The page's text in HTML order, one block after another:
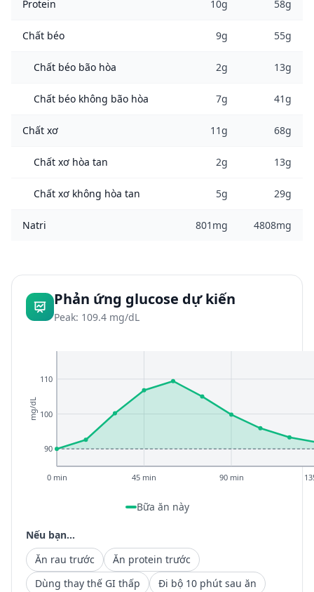
Protein 10g 58g
Chất béo 9g 55g
Chất béo bão hòa 2g 13g
Chất béo không bão hòa 7g 41g
Chất xơ 11g 68g
Chất xơ hòa tan 2g 13g
Chất xơ không hòa tan 5g 29g
Natri 801mg 4808mg
Phản ứng glucose dự kiến
Peak: 109.4 mg/dL
90
100
110
0 min 45 min 90 min
mg/dL
Bữa ăn này
Nếu bạn...
Ăn rau trước
Ăn protein trước
Dùng thay thế GI thấp
Đi bộ 10 phút sau ăn